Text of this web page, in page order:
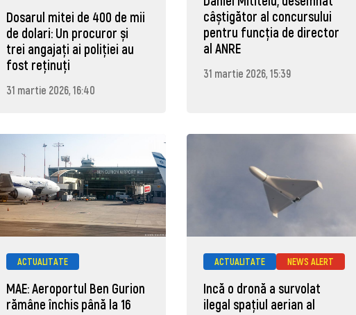
Dosarul mitei de 400 de mii
de dolari: Un procuror și
trei angajați ai poliției au
fost reținuți
31 martie 2026, 16:40
câștigător al concursului
pentru funcția de director
al ANRE
31 martie 2026, 15:39
ACTUALITATE
MAE: Aeroportul Ben Gurion
rămâne închis până la 16
ACTUALITATE NEWS ALERT
Incă o dronă a survolat
ilegal spațiul aerian al